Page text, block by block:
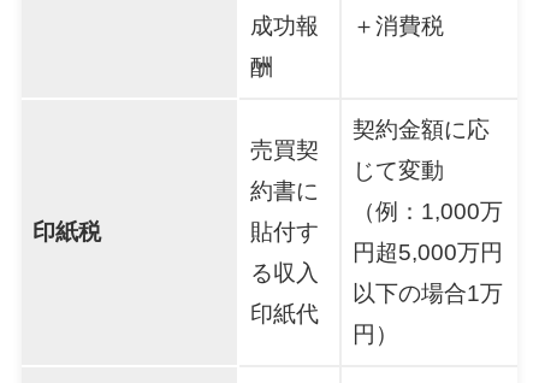
成功報
酬
＋消費税
印紙税
売買契
約書に
貼付す
る収入
印紙代
契約金額に応
じて変動
（例：1,000万
円超5,000万円
以下の場合1万
円）